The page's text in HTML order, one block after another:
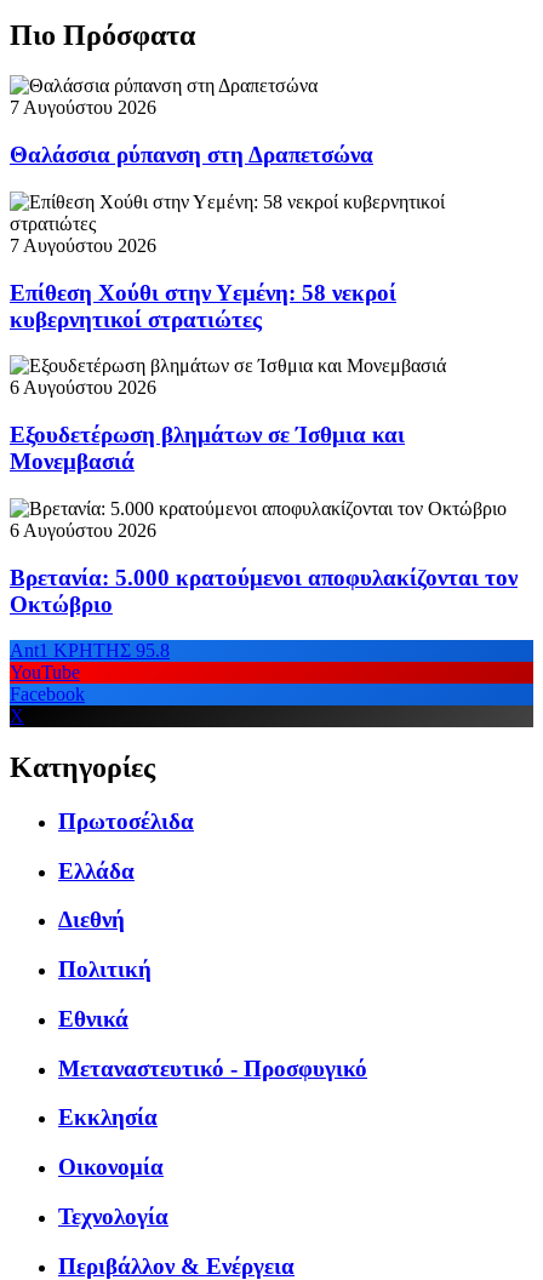
Πιο Πρόσφατα
7 Αυγούστου 2026
Θαλάσσια ρύπανση στη Δραπετσώνα
7 Αυγούστου 2026
Επίθεση Χούθι στην Υεμένη: 58 νεκροί
κυβερνητικοί στρατιώτες
6 Αυγούστου 2026
Εξουδετέρωση βλημάτων σε Ίσθμια και
Μονεμβασιά
6 Αυγούστου 2026
Βρετανία: 5.000 κρατούμενοι αποφυλακίζονται τον
Οκτώβριο
Ant1 ΚΡΗΤΗΣ 95.8
YouTube
Facebook
X
Κατηγορίες
Πρωτοσέλιδα
Ελλάδα
Διεθνή
Πολιτική
Εθνικά
Μεταναστευτικό - Προσφυγικό
Εκκλησία
Οικονομία
Τεχνολογία
Περιβάλλον & Ενέργεια